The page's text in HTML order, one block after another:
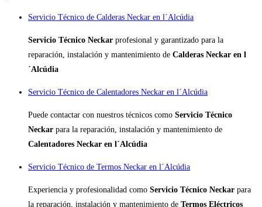
Servicio Técnico de Calderas Neckar en l´Alcúdia
Servicio Técnico Neckar profesional y garantizado para la
reparación, instalación y mantenimiento de Calderas Neckar en l
´Alcúdia
Servicio Técnico de Calentadores Neckar en l´Alcúdia
Puede contactar con nuestros técnicos como Servicio Técnico
Neckar para la reparación, instalación y mantenimiento de
Calentadores Neckar en l´Alcúdia
Servicio Técnico de Termos Neckar en l´Alcúdia
Experiencia y profesionalidad como Servicio Técnico Neckar para
la reparación, instalación y mantenimiento de Termos Eléctricos